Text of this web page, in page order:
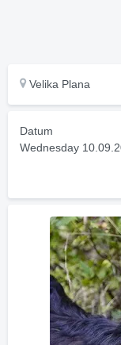
Velika Plana
Datum
Wednesday